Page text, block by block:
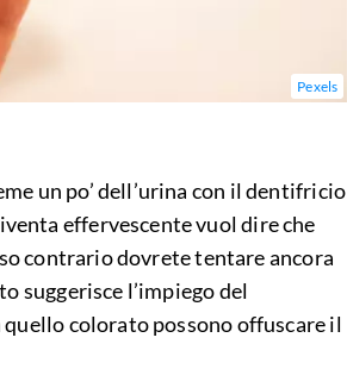
Pexels
un po’ dell’urina con il dentifricio
effervescente vuol dire che
contrario dovrete tentare ancora
suggerisce l’impiego del
colorato possono offuscare il